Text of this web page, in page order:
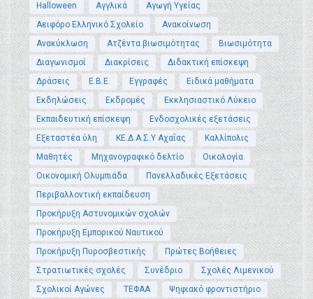
Halloween
Αγγλικά
Αγωγή Υγείας
Αειφόρο Ελληνικό Σχολείο
Ανακοίνωση
Ανακύκλωση
Ατζέντα βιωσιμότητας
Βιωσιμότητα
Διαγωνισμοί
Διακρίσεις
Διδακτική επίσκεψη
Δράσεις
Ε.Β.Ε. Εγγραφές
Ειδικά μαθήματα
Εκδηλώσεις
Εκδρομές
Εκκλησιαστικό Λύκειο
Εκπαιδευτική επίσκεψη
Ενδοσχολικές εξετάσεις
Εξεταστέα ύλη
ΚΕ.Δ.Α.Σ.Υ Αχαΐας
Καλλίπολις
Μαθητές
Μηχανογραφικό δελτίο
Οικολογία
Οικονομική Ολυμπιάδα
Πανελλαδικές Εξετάσεις
Περιβαλλοντική εκπαίδευση
Προκήρυξη Αστυνομικών σχολών
Προκήρυξη Εμπορικού Ναυτικού
Προκήρυξη Πυροσβεστικής
Πρώτες Βοήθειες
Στρατιωτικές σχολές
Συνέδριο
Σχολές Λιμενικού
Σχολικοί Αγώνες
ΤΕΦΑΑ
Ψηφιακό φροντιστήριο